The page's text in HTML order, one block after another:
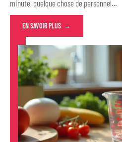
minute, quelque chose de personnel…
EN SAVOIR PLUS